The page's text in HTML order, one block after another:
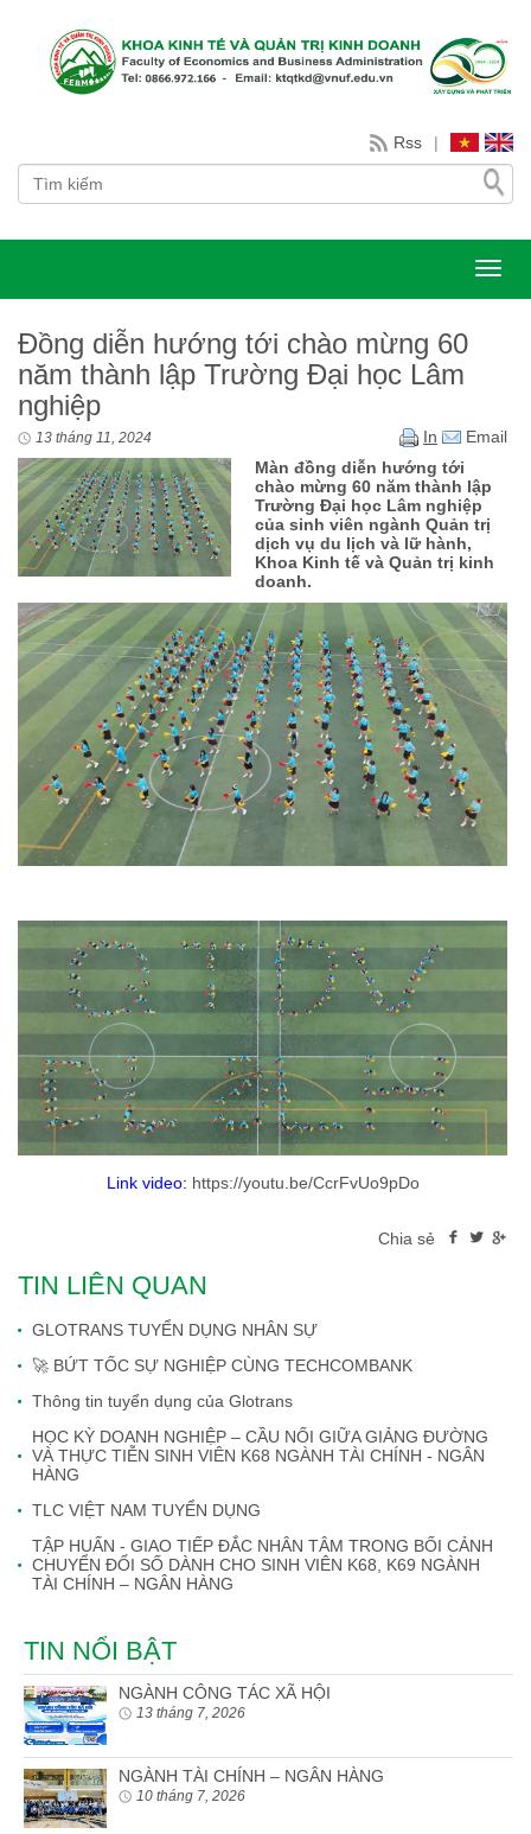
Rss |
Đồng diễn hướng tới chào mừng 60
năm thành lập Trường Đại học Lâm
nghiệp
13 tháng 11, 2024 In
Email
Màn đồng diễn hướng tới
chào mừng 60 năm thành lập
Trường Đại học Lâm nghiệp
của sinh viên ngành Quản trị
dịch vụ du lịch và lữ hành,
Khoa Kinh tế và Quản trị kinh
doanh.
Link video: https://youtu.be/CcrFvUo9pDo
Chia sẻ
TIN LIÊN QUAN
GLOTRANS TUYỂN DỤNG NHÂN SỰ
🚀 BỨT TỐC SỰ NGHIỆP CÙNG TECHCOMBANK
Thông tin tuyển dụng của Glotrans
HỌC KỲ DOANH NGHIỆP – CẦU NỐI GIỮA GIẢNG ĐƯỜNG
VÀ THỰC TIỄN SINH VIÊN K68 NGÀNH TÀI CHÍNH - NGÂN
HÀNG
TLC VIỆT NAM TUYỂN DỤNG
TẬP HUẤN - GIAO TIẾP ĐẮC NHÂN TÂM TRONG BỐI CẢNH
CHUYỂN ĐỔI SỐ DÀNH CHO SINH VIÊN K68, K69 NGÀNH
TÀI CHÍNH – NGÂN HÀNG
TIN NỔI BẬT
NGÀNH CÔNG TÁC XÃ HỘI
13 tháng 7, 2026
NGÀNH TÀI CHÍNH – NGÂN HÀNG
10 tháng 7, 2026